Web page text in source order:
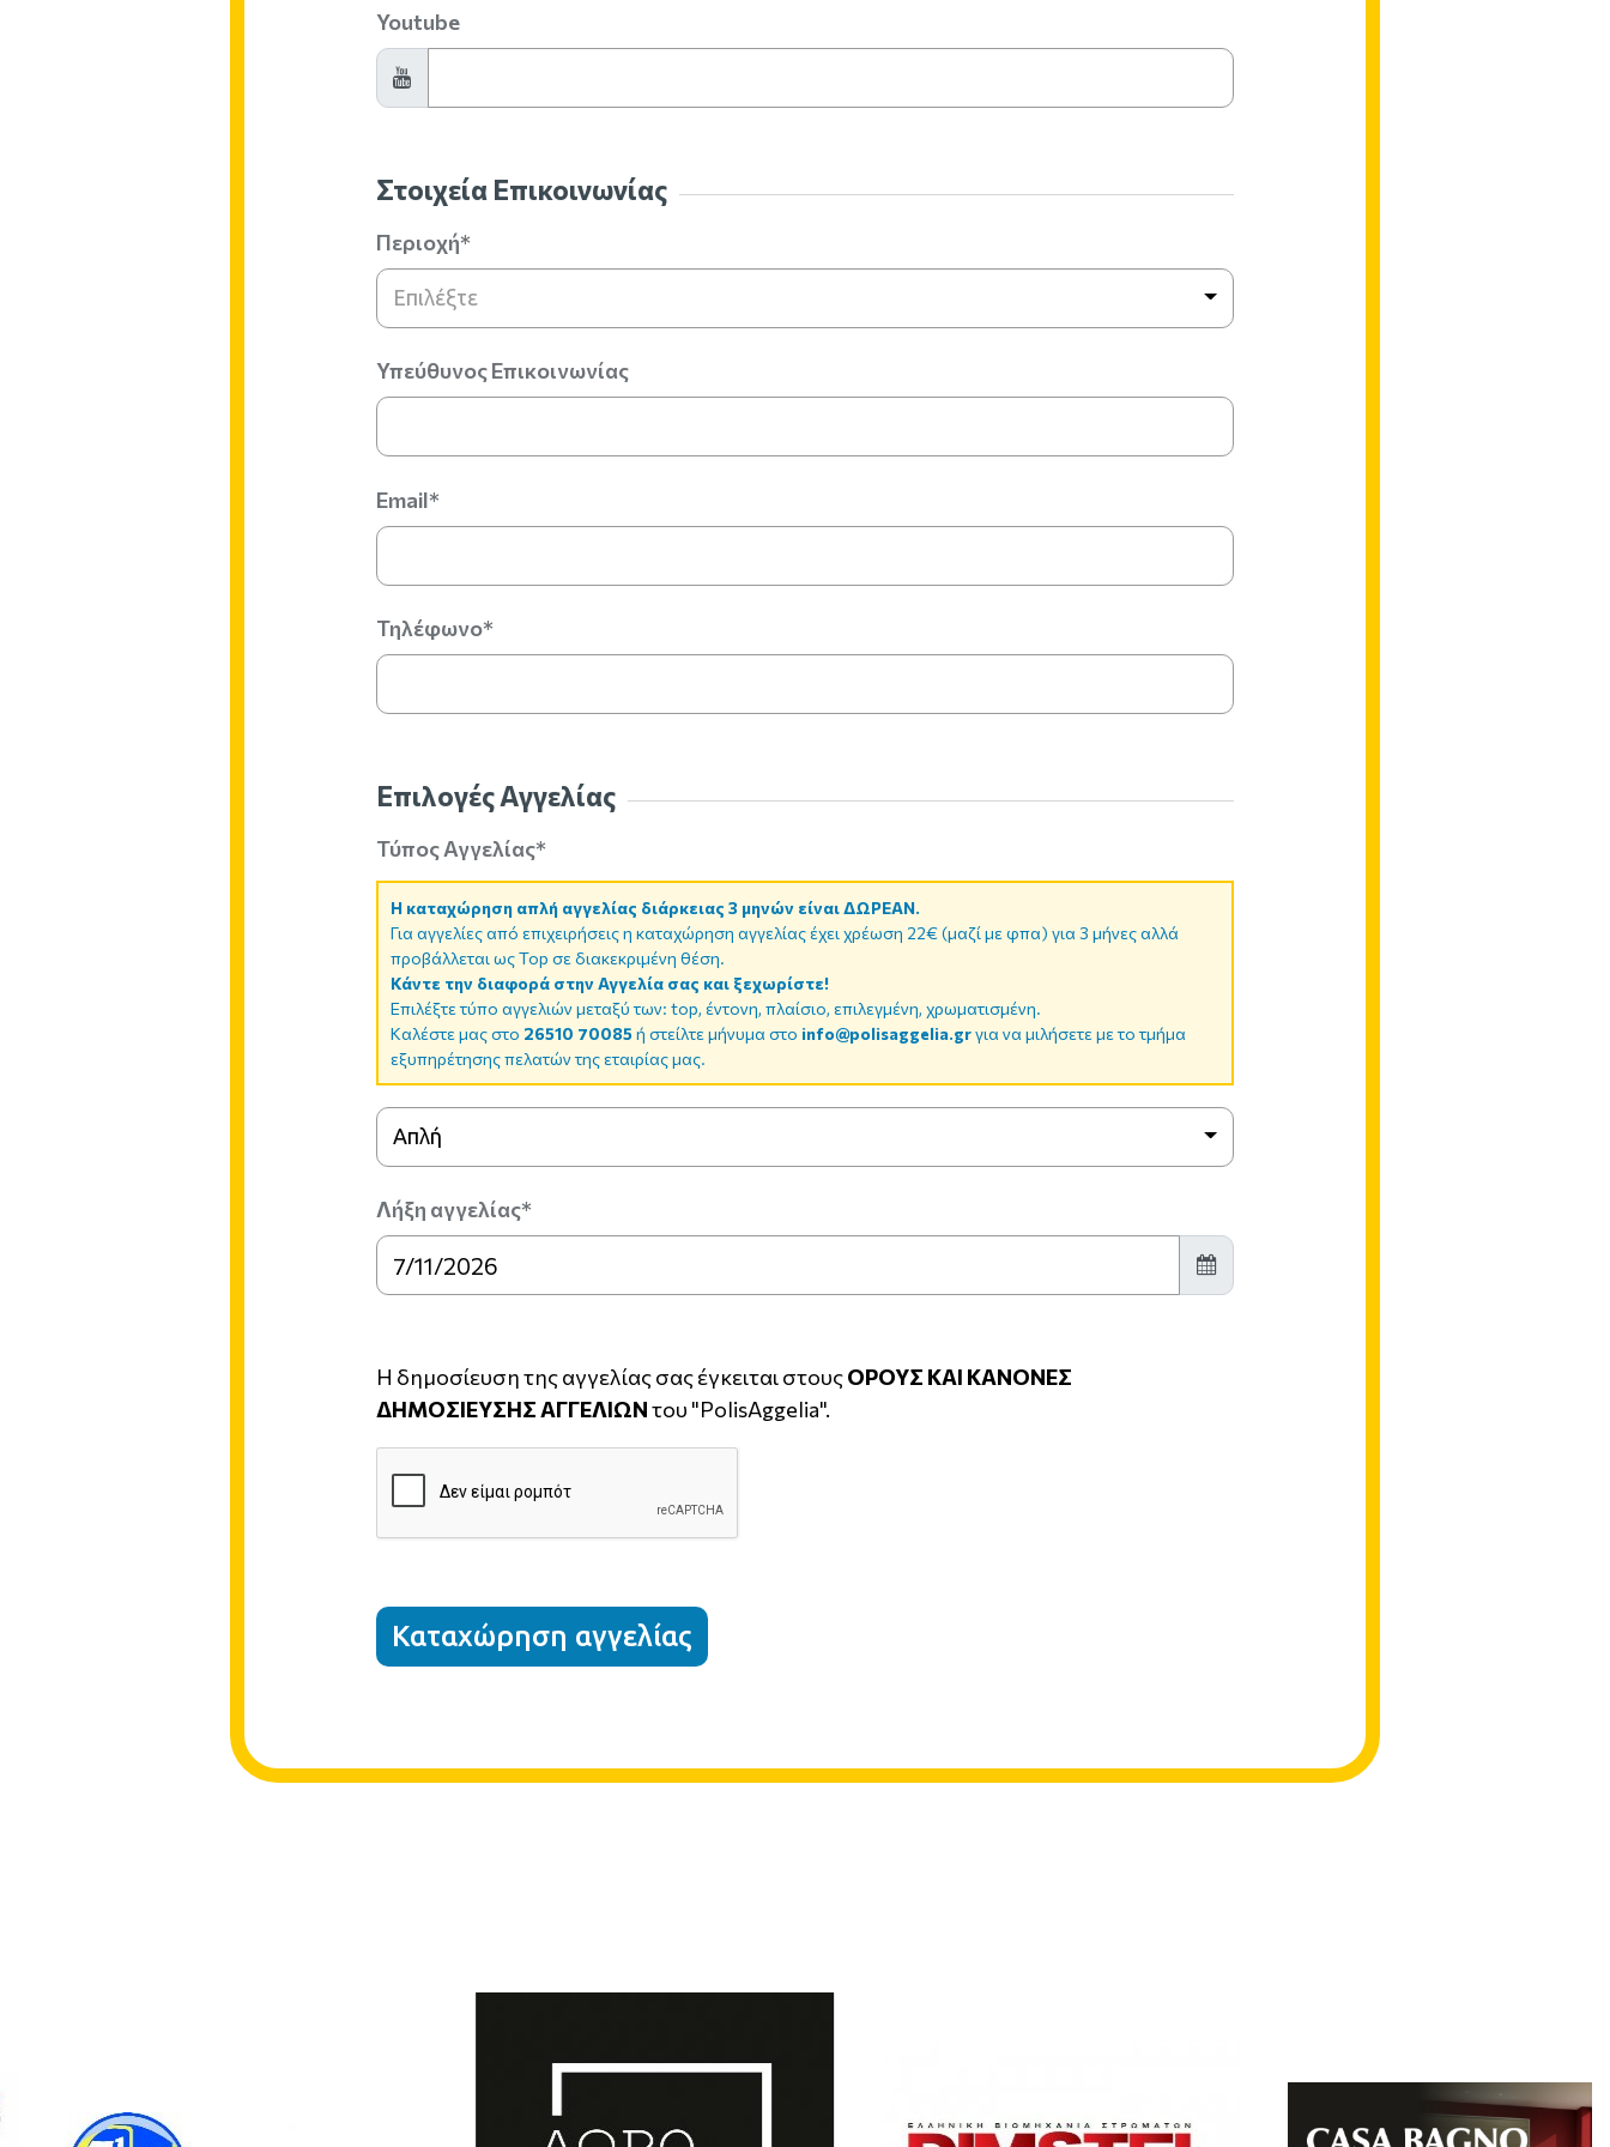
Youtube
Στοιχεία Επικοινωνίας
Περιοχή*
Επιλέξτε
Υπεύθυνος Επικοινωνίας
Email*
Τηλέφωνο*
Επιλογές Αγγελίας
Τύπος Αγγελίας*
Η καταχώρηση απλή αγγελίας διάρκειας 3 μηνών είναι ΔΩΡΕΑΝ.
Για αγγελίες από επιχειρήσεις η καταχώρηση αγγελίας έχει χρέωση 22€ (μαζί με φπα) για 3 μήνες αλλά
προβάλλεται ως Top σε διακεκριμένη θέση.
Κάντε την διαφορά στην Αγγελία σας και ξεχωρίστε!
Επιλέξτε τύπο αγγελιών μεταξύ των: top, έντονη, πλαίσιο, επιλεγμένη, χρωματισμένη.
Καλέστε μας στο 26510 70085ή στείλτε μήνυμα στο info@polisaggelia.grγια να μιλήσετε με το τμήμα
εξυπηρέτησης πελατών της εταιρίας μας.
Απλή
Λήξη αγγελίας*
Η δημοσίευση της αγγελίας σας έγκειται στουςΟΡΟΥΣ ΚΑΙ ΚΑΝΟΝΕΣ
ΔΗΜΟΣΙΕΥΣΗΣ ΑΓΓΕΛΙΩΝτου "PolisAggelia".
Καταχώρηση αγγελίας